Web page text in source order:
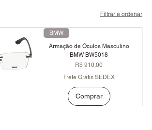
Filtrar e ordenar
BMW
Armação de Óculos Masculino
BMW BW5018
Preço
R$ 910,00
Frete Grátis SEDEX
Comprar